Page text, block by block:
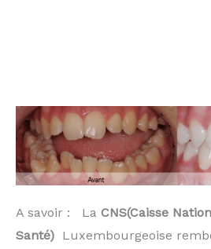
A savoir : La CNS(Caisse
Santé) Luxembourgeoise